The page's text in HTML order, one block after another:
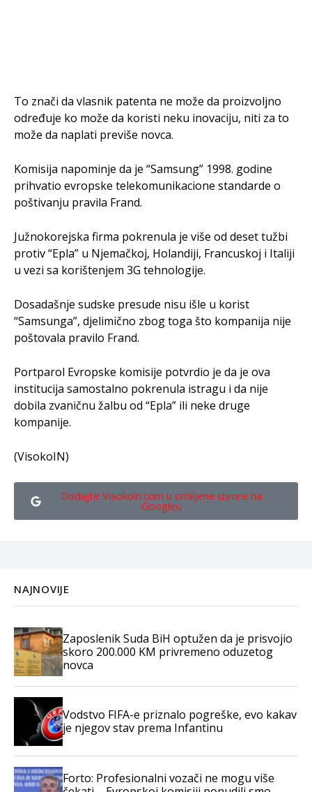
To znači da vlasnik patenta ne može da proizvoljno
određuje ko može da koristi neku inovaciju, niti za to
može da naplati previše novca.
Komisija napominje da je “Samsung” 1998. godine
prihvatio evropske telekomunikacione standarde o
poštivanju pravila Frand.
Južnokorejska firma pokrenula je više od deset tužbi
protiv “Epla” u Njemačkoj, Holandiji, Francuskoj i Italiji
u vezi sa korištenjem 3G tehnologije.
Dosadašnje sudske presude nisu išle u korist
“Samsunga”, djelimično zbog toga što kompanija nije
poštovala pravilo Frand.
Portparol Evropske komisije potvrdio je da je ova
institucija samostalno pokrenula istragu i da nije
dobila zvaničnu žalbu od “Epla” ili neke druge
kompanije.
(VisokoIN)
Dodajte Visokoin.com u omiljene izvore na
Googleu
NAJNOVIJE
Zaposlenik Suda BiH optužen da je prisvojio
skoro 200.000 KM privremeno oduzetog
novca
Vodstvo FIFA-e priznalo pogreške, evo kakav
je njegov stav prema Infantinu
Forto: Profesionalni vozači ne mogu više